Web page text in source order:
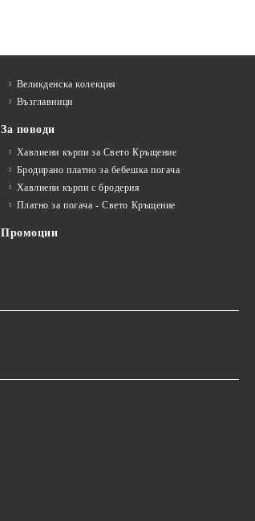
Великденска колекция
Възглавници
За поводи
Хавлиени кърпи за Свето Кръщение
Бродирано платно за бебешка погача
Хавлиени кърпи с бродерия
Платно за погача - Свето Кръщение
Промоции